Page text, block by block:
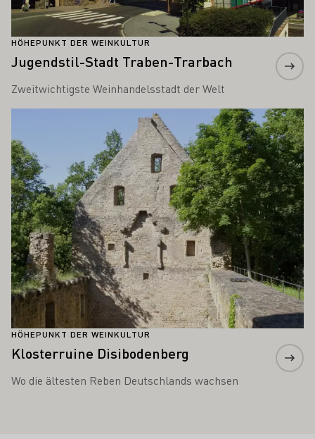
HÖHEPUNKT DER WEINKULTUR
Jugendstil-Stadt Traben-Trarbach
Zweitwichtigste Weinhandelsstadt der Welt
HÖHEPUNKT DER WEINKULTUR
Klosterruine Disibodenberg
Wo die ältesten Reben Deutschlands wachsen